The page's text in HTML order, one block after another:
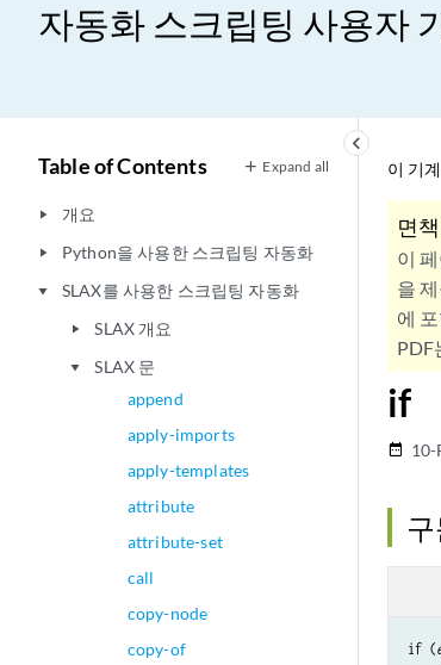
자동화 스크립팅 사용자
keyboard_arrow_left
Table of Contents Expand all
play_arrow 개요
play_arrow Python을 사용한 스크립팅 자동화
play_arrow SLAX를 사용한 스크립팅 자동화
play_arrow SLAX 개요
play_arrow
SLAX 문
append
apply-imports
apply-templates
attribute
attribute-set
call
copy-node
copy-of
이 기
면
이
을
에
PDF
if
date_range 10-
if (